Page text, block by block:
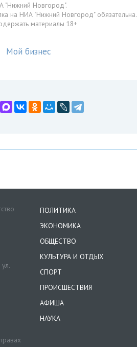
"Нижний Новгород".
на НИА "Нижний Новгород" обязательна.
материалы 18+
Мой бизнес
ПОЛИТИКА
ЭКОНОМИКА
ОБЩЕСТВО
КУЛЬТУРА И ОТДЫХ
СПОРТ
ПРОИСШЕСТВИЯ
АФИША
НАУКА